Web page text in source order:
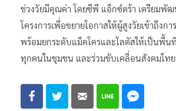
ช่วงวัยมีคุณค่า โดยซีพี แอ็กซ์ตร้า เตรียมพั
โครงการเพื่อขยายโอกาสให้ผู้สูงวัยเข้าถึง
พร้อมยกระดับแม็คโครและโลตัสให้เป็นพื้น
ทุกคนในชุมชน และร่วมขับเคลื่อนสังคมไท